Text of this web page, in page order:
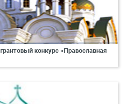
конкурс «Православная